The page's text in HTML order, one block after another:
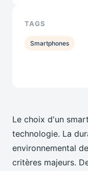
Le choix d'un
technologie. La
environnemental
critères majeurs.
TAGS
Smartphones